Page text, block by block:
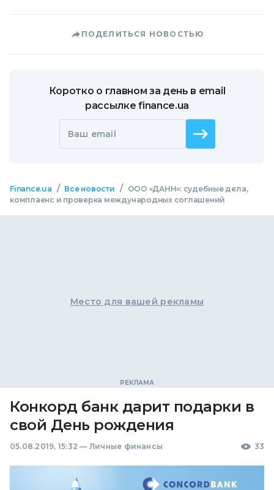
ПОДЕЛИТЬСЯ НОВОСТЬЮ
Коротко о главном за день в email
рассылке finance.ua
Ваш email
Finance.ua / Все новости /
ООО «ДАНН»: судебные дела,
комплаенс и проверка международных соглашений
Место для вашей рекламы
Конкорд банк дарит подарки в
свой День рождения
05.08.2019, 15:32 — Личные финансы 33